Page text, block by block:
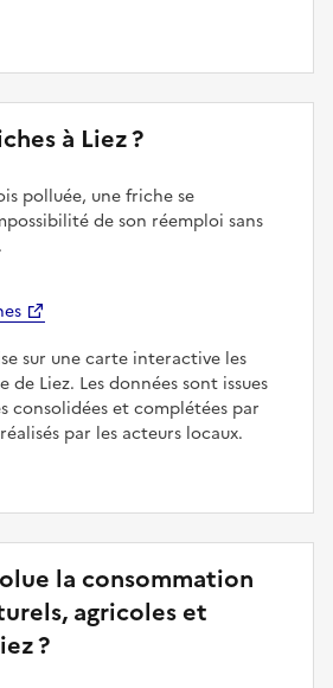
à Liez ?
polluée, une friche se
de son réemploi sans
sur une carte interactive les
Liez. Les données sont issues
consolidées et complétées par
par les acteurs locaux.
la consommation
agricoles et
?